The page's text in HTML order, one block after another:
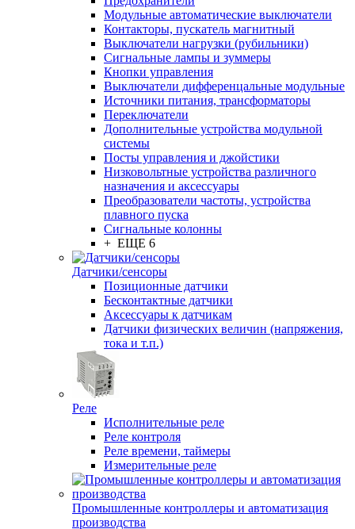
Модульные автоматические выключатели
Контакторы, пускатель магнитный
Выключатели нагрузки (рубильники)
Сигнальные лампы и зуммеры
Кнопки управления
Выключатели дифференцальные модульные
Источники питания, трансформаторы
Переключатели
Дополнительные устройства модульной
системы
Посты управления и джойстики
Низковольтные устройства различного
назначения и аксессуары
Преобразователи частоты, устройства
плавного пуска
Сигнальные колонны
+ ЕЩЕ 6
Датчики/сенсоры
Позиционные датчики
Бесконтактные датчики
Аксессуары к датчикам
Датчики физических величин (напряжения,
тока и т.п.)
Реле
Исполнительные реле
Реле контроля
Реле времени, таймеры
Измерительные реле
Промышленные контроллеры и автоматизация
производства